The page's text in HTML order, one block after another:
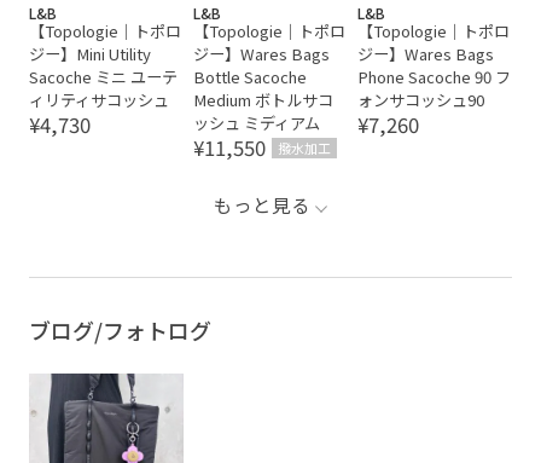
L&B
【Topologie｜トポロ
ジー】Mini Utility
Sacoche ミニ ユーテ
ィリティサコッシュ
¥4,730
L&B
【Topologie｜トポロ
ジー】Wares Bags
Bottle Sacoche
Medium ボトルサコ
ッシュ ミディアム
¥11,550 撥水加工
L&B
【Topologie｜トポロ
ジー】Wares Bags
Phone Sacoche 90 フ
ォンサコッシュ90
¥7,260
もっと見る
ブログ/フォトログ